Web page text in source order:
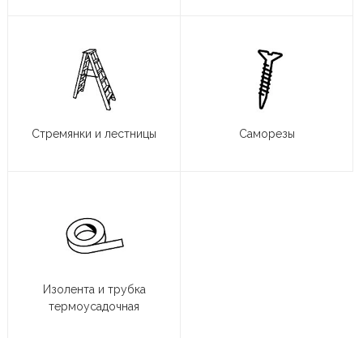
Стремянки и лестницы Саморезы
Изолента и трубка
термоусадочная